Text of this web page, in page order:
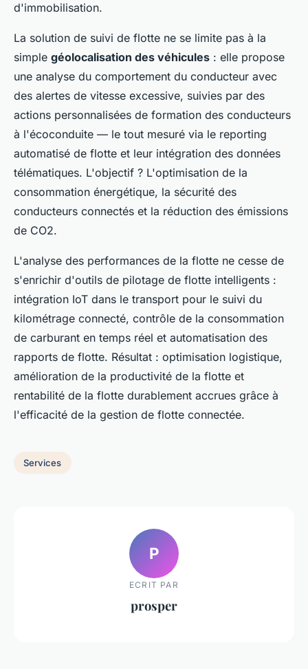
d'immobilisation.
La solution de suivi de flotte ne se limite pas à la
simple géolocalisation des véhicules : elle propose
une analyse du comportement du conducteur avec
des alertes de vitesse excessive, suivies par des
actions personnalisées de formation des conducteurs
à l'écoconduite — le tout mesuré via le reporting
automatisé de flotte et leur intégration des données
télématiques. L'objectif ? L'optimisation de la
consommation énergétique, la sécurité des
conducteurs connectés et la réduction des émissions
de CO2.
L'analyse des performances de la flotte ne cesse de
s'enrichir d'outils de pilotage de flotte intelligents :
intégration IoT dans le transport pour le suivi du
kilométrage connecté, contrôle de la consommation
de carburant en temps réel et automatisation des
rapports de flotte. Résultat : optimisation logistique,
amélioration de la productivité de la flotte et
rentabilité de la flotte durablement accrues grâce à
l'efficacité de la gestion de flotte connectée.
Services
P
ECRIT PAR
prosper